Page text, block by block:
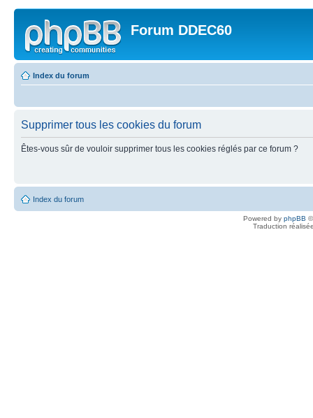
Forum DDEC60
Index du forum
Supprimer tous les cookies du forum
Êtes-vous sûr de vouloir supprimer tous les cookies réglés par ce forum ?
Index du forum
Powered by phpBB
Traduction